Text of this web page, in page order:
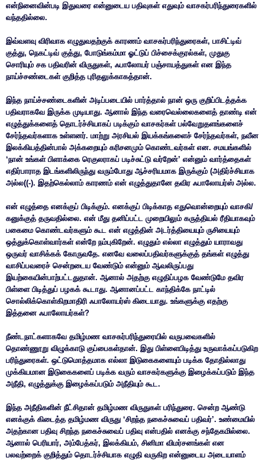
என்நினைவின்படி இதுவரை என்னுடைய பதிவுகள் எதுவும் வாசகர்பரிந்துரைகளில்
வந்ததில்லை.
இவ்வளவு விரிவாக எழுதுவதற்குக் காரணம் வாசகர்பரிந்துரைகள், பாசிட்டிவ்
குத்து, நெகட்டிவ் குத்து, போடுங்கம்மா ஓட்டுப் பிச்சைக்குரல்கள், முதுகு
சொரியும் சக பதிவரின் விருதுகள், ஃபாலோயர் பஞ்சாயத்துகள் என இந்த
நாய்ச்சண்டைகள் குறித்த புரிதலுக்காகத்தான்.
இந்த நாய்ச்சண்டைகளின் அடிப்படையில் பார்த்தால் நான் ஒரு குறிப்பிடத்தக்க
பதிவராகவே இருக்க முடியாது. ஆனால் இந்த வரைவெல்லைகளைத் தாண்டி என்
எழுத்துக்களைத் தொடர்ச்சியாகப் படிக்கும் வாசகர்கள் பல்வேறுதளங்களைச்
சேர்ந்தவர்களாக உள்ளனர். மாற்று அரசியல் இயக்கங்களைச் சேர்ந்தவர்கள், நவீன
இலக்கியத்தின்பால் அக்கறையும் கரிசனமும் கொண்டவர்கள் என. சமயங்களில்
‘நான் உங்கள் பிளாக்கை ரெகுலராகப் படிச்சுட்டு வர்றேன்’ என்னும் வார்த்தைகள்
எதிர்பாராத இடங்களிலிருந்து வரும்போது ஆச்சரியமாக இருக்கும் (அதிர்ச்சியாக
அல்ல((-). இதற்கெல்லாம் காரணம் என் எழுத்துதானே தவிர ஃபாலோயர்ஸ் அல்ல.
என் எழுத்தை எனக்குப் பிடிக்கும். எனக்குப் பிடிக்காத எதுவொன்றையும் வாசகி/
கனுக்குத் தருவதில்லை. என் மீது தனிப்பட்ட முறையிலும் கருத்தியல் ரீதியாகவும்
பகைமை கொண்டவர்களும் கூட என் எழுத்தின் அடர்த்தியையும் ருசியையும்
ஒத்துக்கொள்வார்கள் என்றே நம்புகிறேன். எழுதும் எல்லா எழுத்தும் யாராவது
ஒருவர் வாசிக்கக் கோருவதே. எனவே வலைப்பதிவர்களுக்குத் தங்கள் எழுத்து
வாசிப்பவரைச் சென்றடைய வேண்டும் என்னும் ஆவலிருப்பது
இயற்கையின்பாற்பட்டதுதான். ஆனால் அதற்கு எழுதிப்பழக வேண்டுமே தவிர
பிள்ளை பிடித்துப் பழகக் கூடாது. ஆனானப்பட்ட காந்திக்கே நாட்டில்
சொல்லிக்கொள்கிறமாதிரி ஃபாலோயர்ஸ் கிடையாது. உங்களுக்கு எதற்கு
இத்தனை ஃபாலோயர்கள்?
நீண்டநாட்களாகவே தமிழ்மண வாசகர்பரிந்துரையில் வருபவைகளில்
தொண்ணூறு விழுக்காடு குப்பைகள்தான். இது பிள்ளைபிடித்து உருவாக்கப்படுகிற
பரிந்துரைகள். ஒட்டுமொத்தமாக எல்லா இடுகைகளையும் படிக்க தோதில்லாது
முக்கியமான இடுகைகளைப் படிக்க வரும் வாசகர்களுக்கு இழைக்கப்படும் இந்த
அநீதி, எழுத்துக்கு இழைக்கப்படும் அநீதியும் கூட.
இந்த அநீதிகளின் நீட்சிதான் தமிழ்மண விருதுகள் பரிந்துரை. சென்ற ஆண்டு
எனக்குக் கிடைத்த தமிழ்மண விருது ‘சிறந்த நகைச்சுவைப் பதிவர்’. உண்மையில்
அதற்கான பதிவு சிறந்த நகைச்சுவைப் பதிவு என்பதில் எனக்கு சந்தேகமில்லை.
ஆனால் பெரியார், அம்பேத்கர், இலக்கியம், சினிமா விமர்சனங்கள் என
பலவற்றைக் குறித்தும் தொடர்ச்சியாக எழுதி வருகிற என்னுடைய அடையாளம்